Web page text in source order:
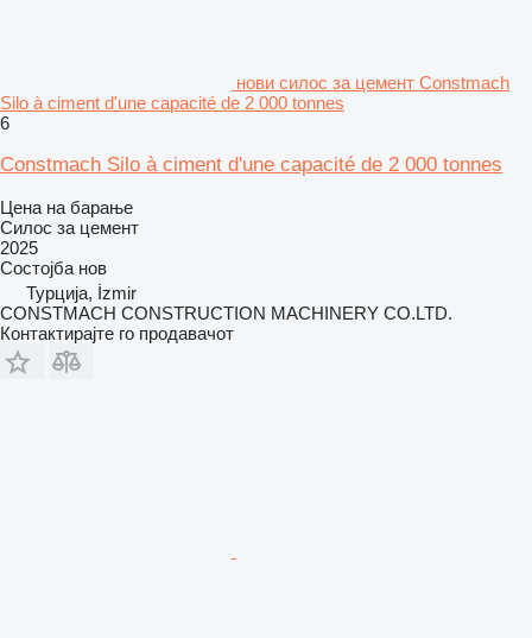
нови силос за цемент Constmach
Silo à ciment d'une capacité de 2 000 tonnes
6
Constmach Silo à ciment d'une capacité de 2 000 tonnes
Цена на барање
Силос за цемент
2025
Состојба нов
Турција, İzmir
CONSTMACH CONSTRUCTION MACHINERY CO.LTD.
Контактирајте го продавачот